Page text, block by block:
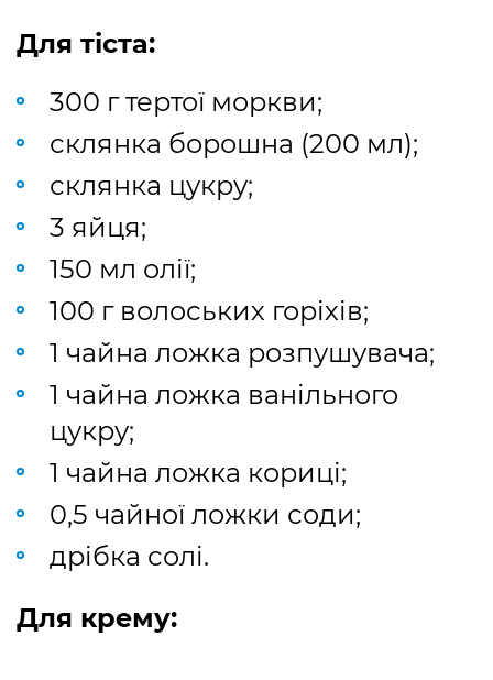
Для тіста:
300 г тертої моркви;
склянка борошна (200 мл);
склянка цукру;
3 яйця;
150 мл олії;
100 г волоських горіхів;
1 чайна ложка розпушувача;
1 чайна ложка ванільного
цукру;
1 чайна ложка кориці;
0,5 чайної ложки соди;
дрібка солі.
Для крему: